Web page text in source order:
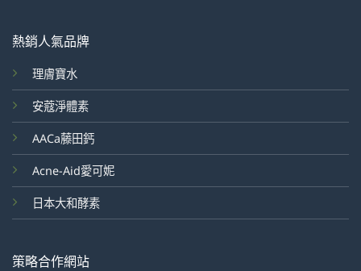
熱銷人氣品牌
理膚寶水
安蔻淨體素
AACa藤田鈣
Acne-Aid愛可妮
日本大和酵素
策略合作網站